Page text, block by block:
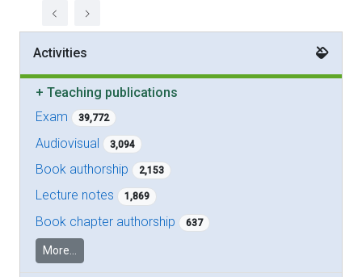
Activities
+Teaching publications
Exam
39,772
Audiovisual 3,094
Book authorship 2,153
Lecture notes 1,869
Book chapter authorship 637
More...